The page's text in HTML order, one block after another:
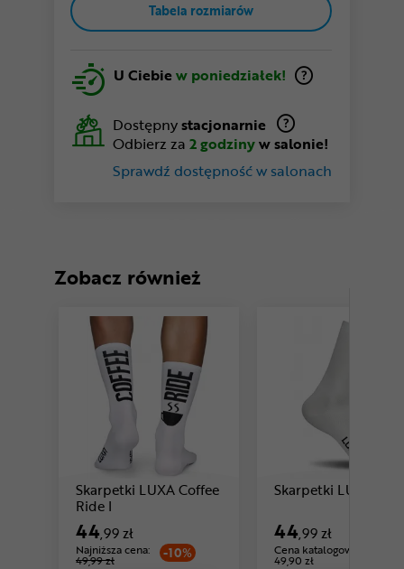
Tabela rozmiarów
U Ciebiew poniedziałek!
Dostępnystacjonarnie
Odbierz za 2 godzinyw salonie!
Sprawdź dostępność w salonach
Zobacz również
Skarpetki LUXA Coffee
Ride I
44,99 zł
Najniższa cena:
49,99 zł -10%
Skarpetki LUXA
44,99 zł
Cena katalogowa:
49,90 zł